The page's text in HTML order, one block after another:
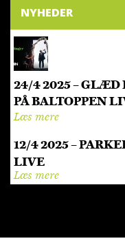
NYHEDER
24/4 2025 – GLÆD
PÅ BALTOPPEN
Læs mere
12/4 2025 –
LIVE
Læs mere